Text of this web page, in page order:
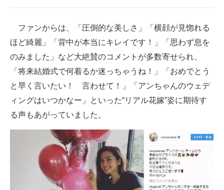
ファンからは、「圧倒的な美しさ」「横顔が見惚れる
ほど綺麗」「背中が本当にキレイです！」「思わず息を
のみました」など大絶賛のコメントが多数寄せられ、
「将来結婚式で何着るか迷っちゃうね！」「おめでとう
と早く言いたい！ 言わせて！」「アンちゃんのウェデ
ィングはいつかなー」といった“リアル花嫁”姿に期待す
る声もあがっていました。